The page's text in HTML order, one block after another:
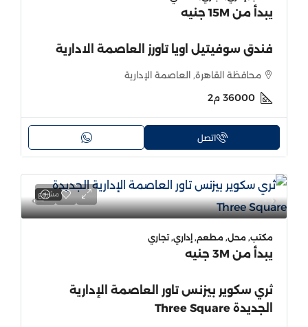
يبدأ من 15M جنيه
فندق سوفيتيل اويا تاورز العاصمة الادارية
محافظة القاهرة, العاصمة الإدارية
36000 م2
اتصل
مشروع
مكتب, محل, مطعم, إداري, تجاري
يبدأ من 3M جنيه
ثري سكوير بيزنس تاور العاصمة الإدارية
الجديدة Three Square